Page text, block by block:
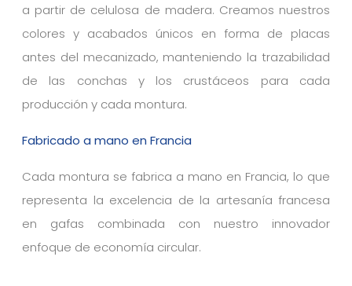
a partir de celulosa de madera. Creamos nuestros
colores y acabados únicos en forma de placas
antes del mecanizado, manteniendo la trazabilidad
de las conchas y los crustáceos para cada
producción y cada montura.
Fabricado a mano en Francia
Cada montura se fabrica a mano en Francia, lo que
representa la excelencia de la artesanía francesa
en gafas combinada con nuestro innovador
enfoque de economía circular.